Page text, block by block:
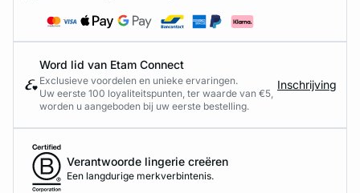
Word lid van Etam Connect
Exclusieve voordelen en unieke ervaringen.
Uw eerste 100 loyaliteitspunten, ter waarde van €5,
worden u aangeboden bij uw eerste bestelling.
Inschrijving
Verantwoorde lingerie creëren
Een langdurige merkverbintenis.